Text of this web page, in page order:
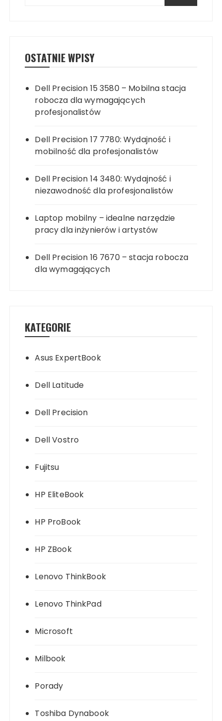
OSTATNIE WPISY
Dell Precision 15 3580 – Mobilna stacja
robocza dla wymagających
profesjonalistów
Dell Precision 17 7780: Wydajność i
mobilność dla profesjonalistów
Dell Precision 14 3480: Wydajność i
niezawodność dla profesjonalistów
Laptop mobilny – idealne narzędzie
pracy dla inżynierów i artystów
Dell Precision 16 7670 – stacja robocza
dla wymagających
KATEGORIE
Asus ExpertBook
Dell Latitude
Dell Precision
Dell Vostro
Fujitsu
HP EliteBook
HP ProBook
HP ZBook
Lenovo ThinkBook
Lenovo ThinkPad
Microsoft
Milbook
Porady
Toshiba Dynabook